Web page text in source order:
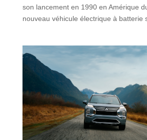
son lancement en 1990 en Amérique
nouveau véhicule électrique à batterie